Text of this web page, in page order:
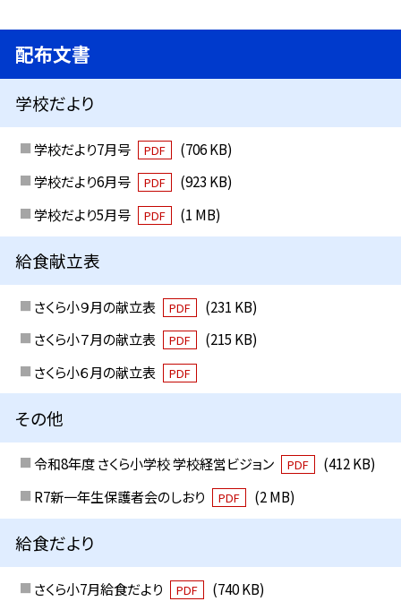
配布文書
学校だより
学校だより7月号 PDF
(706 KB)
学校だより6月号
PDF
(923 KB)
学校だより5月号
PDF (1 MB)
給食献立表
さくら小９月の献立表 PDF
(231 KB)
さくら小７月の献立表
PDF
(215 KB)
さくら小６月の献立表
PDF
その他
令和8年度 さくら小学校 学校経営ビジョン PDF
(412 KB)
R7新一年生保護者会のしおり
PDF (2 MB)
給食だより
さくら小7月給食だより PDF
(740 KB)